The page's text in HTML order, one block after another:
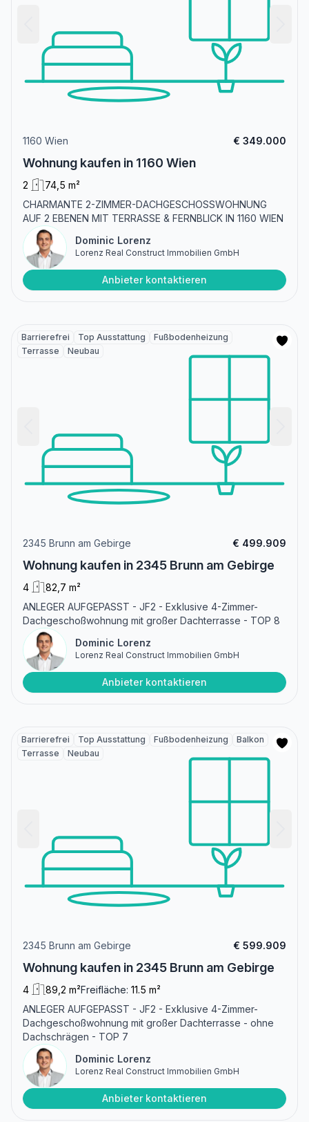
1160 Wien € 349.000
Wohnung kaufen in 1160 Wien
2
74,5 m²
CHARMANTE 2-ZIMMER-DACHGESCHOSSWOHNUNG
AUF 2 EBENEN MIT TERRASSE & FERNBLICK IN 1160 WIEN
Dominic Lorenz
Lorenz Real Construct Immobilien GmbH
Anbieter kontaktieren
Barrierefrei Top Ausstattung
Fußbodenheizung
Terrasse
Neubau
2345 Brunn am Gebirge € 499.909
Wohnung kaufen in 2345 Brunn am Gebirge
4
82,7 m²
ANLEGER AUFGEPASST - JF2 - Exklusive 4-Zimmer-
Dachgeschoßwohnung mit großer Dachterrasse - TOP 8
Dominic Lorenz
Lorenz Real Construct Immobilien GmbH
Anbieter kontaktieren
Barrierefrei Top Ausstattung Fußbodenheizung
Balkon
Terrasse
Neubau
2345 Brunn am Gebirge € 599.909
Wohnung kaufen in 2345 Brunn am Gebirge
4 89,2 m²Freifläche: 11.5 m²
ANLEGER AUFGEPASST - JF2 - Exklusive 4-Zimmer-
Dachgeschoßwohnung mit großer Dachterrasse - ohne
Dachschrägen - TOP 7
Dominic Lorenz
Lorenz Real Construct Immobilien GmbH
Anbieter kontaktieren